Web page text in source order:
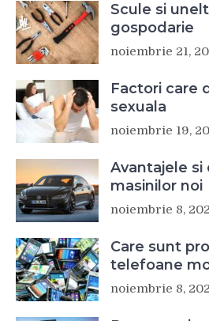
Scule si
gospodarie
noiembrie 21,
Factori care
sexuala
noiembrie 19,
Avantajele si
masinilor noi
noiembrie 8,
Care sunt
telefoane
noiembrie 8,